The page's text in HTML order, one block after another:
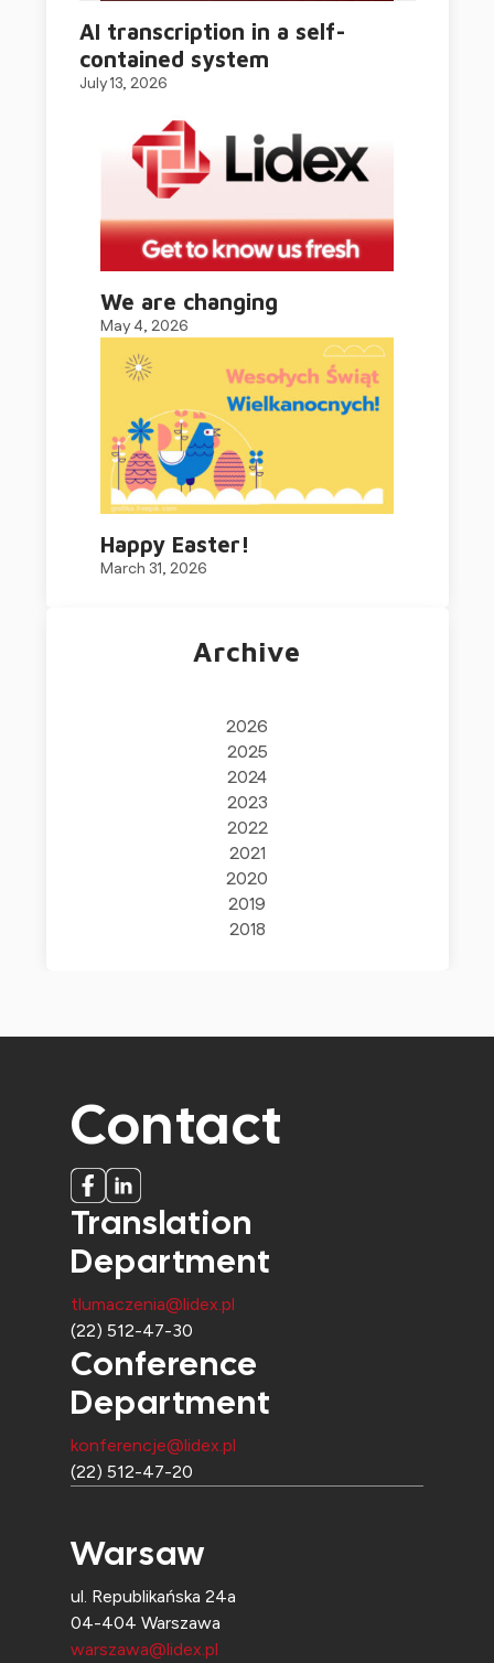
AI transcription in a self-
contained system
July 13, 2026
We are changing
May 4, 2026
Happy Easter!
March 31, 2026
Archive
2026
2025
2024
2023
2022
2021
2020
2019
2018
Contact
Translation
Department
tlumaczenia@lidex.pl
(22) 512-47-30
Conference
Department
konferencje@lidex.pl
(22) 512-47-20
Warsaw
ul. Republikańska 24a
04-404 Warszawa
warszawa@lidex.pl